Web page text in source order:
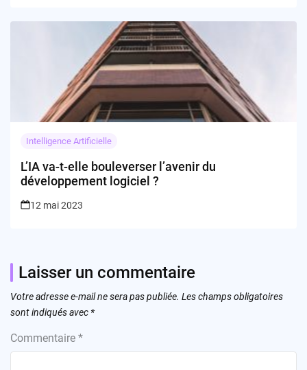
Intelligence Artificielle
L’IA va-t-elle bouleverser l’avenir du
développement logiciel ?
12 mai 2023
Laisser un commentaire
Votre adresse e-mail ne sera pas publiée. Les champs obligatoires
sont indiqués avec *
Commentaire *